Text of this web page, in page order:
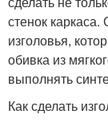
стенок
изголовья,
обивка из
выполнять
Как сделать